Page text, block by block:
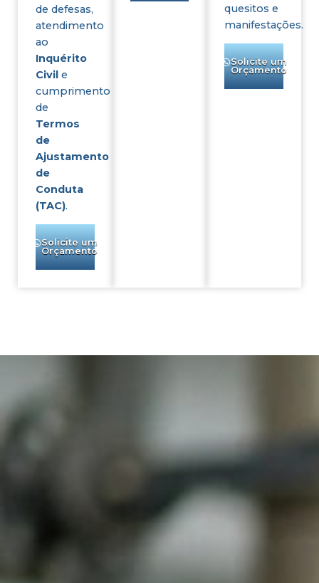
de defesas,
atendimento
ao
Inquérito
Civil e
cumprimento
de
Termos
de
Ajustamento
de
Conduta
(TAC).
Solicite um
Orçamento
quesitos e
manifestações.
Solicite um
Orçamento